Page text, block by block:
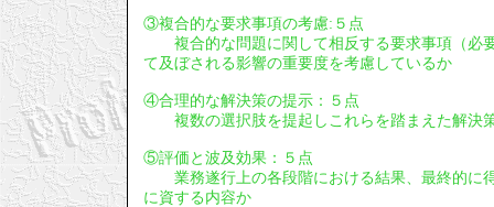
③複合的な要求事項の考慮:５点
複合的な問題に関して相反する要求事項（必
て及ぼされる影響の重要度を考慮しているか
④合理的な解決策の提示：５点
複数の選択肢を提起しこれらを踏まえた解決
⑤評価と波及効果：５点
業務遂行上の各段階における結果、最終的に
に資する内容か